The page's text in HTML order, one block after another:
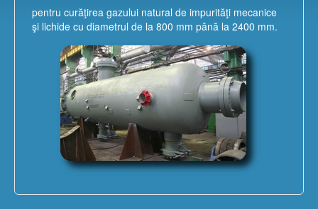
pentru curăţirea gazului natural de impurităţi mecanice
şi lichide cu diametrul de la 800 mm până la 2400 mm.